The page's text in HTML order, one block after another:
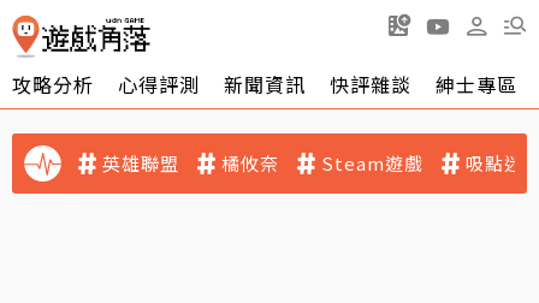
攻略分析 心得評測 新聞資訊 快評雜談 紳士專區
英雄聯盟 橘攸奈 Steam遊戲 吸點迷